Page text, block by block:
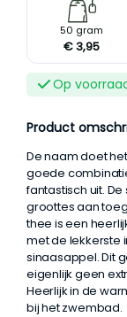
S
50 gram
€ 3,95
Op
Product
De naam doet
goede
fantastisch uit.
groottes aan
thee is een
met de lekkerste
sinaasappel. Dit
eigenlijk geen
Heerlijk in de
bij het zwembad.